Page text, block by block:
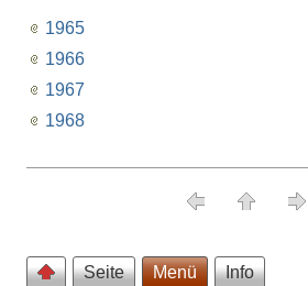
1965
1966
1967
1968
Seite Menü Info